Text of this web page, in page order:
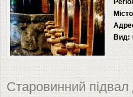
Вид:
Старовинний